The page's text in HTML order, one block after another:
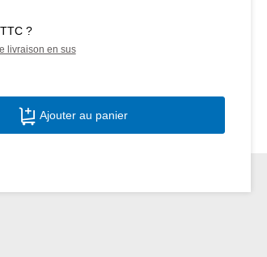
?
livraison en sus
produit : Entrez la quantité
Ajouter au panier